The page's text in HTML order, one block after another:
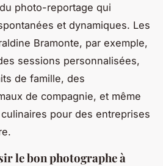
photo-reportage qui
et dynamiques. Les
Bramonte, par exemple,
sessions personnalisées,
de famille, des
de compagnie, et même
pour des entreprises
le bon photographe à